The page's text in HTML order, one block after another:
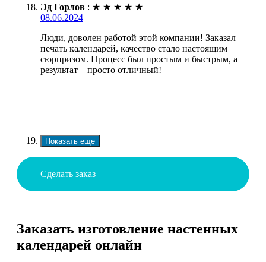
Эд Горлов : ★ ★ ★ ★ ★
08.06.2024
Люди, доволен работой этой компании! Заказал
печать календарей, качество стало настоящим
сюрпризом. Процесс был простым и быстрым, а
результат – просто отличный!
Показать еще
Сделать заказ
Заказать изготовление настенных
календарей онлайн